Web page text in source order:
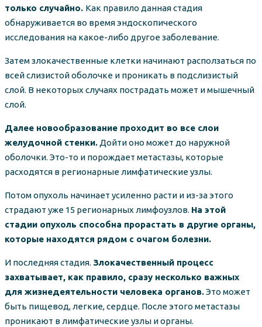
только случайно. Как правило данная стадия
обнаруживается во время эндоскопического
исследования на какое-либо другое заболевание.
Затем злокачественные клетки начинают расползаться по
всей слизистой оболочке и проникать в подслизистый
слой. В некоторых случаях пострадать может и мышечный
слой.
Далее новообразование проходит во все слои
желудочной стенки. Дойти оно может до наружной
оболочки. Это-то и порождает метастазы, которые
расходятся в регионарные лимфатические узлы.
Потом опухоль начинает усиленно расти и из-за этого
страдают уже 15 регионарных лимфоузлов. На этой
стадии опухоль способна прорастать в другие органы,
которые находятся рядом с очагом болезни.
И последняя стадия. Злокачественный процесс
захватывает, как правило, сразу несколько важных
для жизнедеятельности человека органов.Это может
быть пищевод, легкие, сердце. После этого метастазы
проникают в лимфатические узлы и органы.